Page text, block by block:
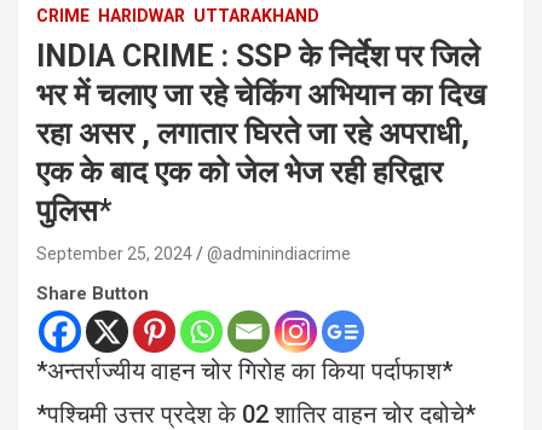
CRIME HARIDWAR UTTARAKHAND
INDIA CRIME : SSP के निर्देश पर जिले
भर में चलाए जा रहे चेकिंग अभियान का दिख
रहा असर , लगातार घिरते जा रहे अपराधी,
एक के बाद एक को जेल भेज रही हरिद्वार
पुलिस*
September 25, 2024 @adminindiacrime
Share Button
*अन्तर्राज्यीय वाहन चोर गिरोह का किया पर्दाफाश*
*पश्चिमी उत्तर प्रदेश के 02 शातिर वाहन चोर दबोचे*